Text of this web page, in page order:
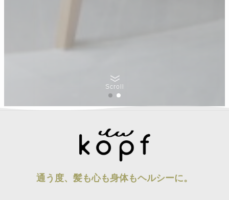
Scroll
通う度、髪も心も身体もヘルシーに。